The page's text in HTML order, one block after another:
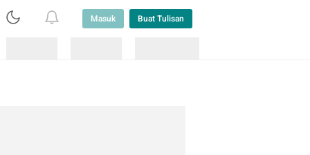
Masuk Buat Tulisan